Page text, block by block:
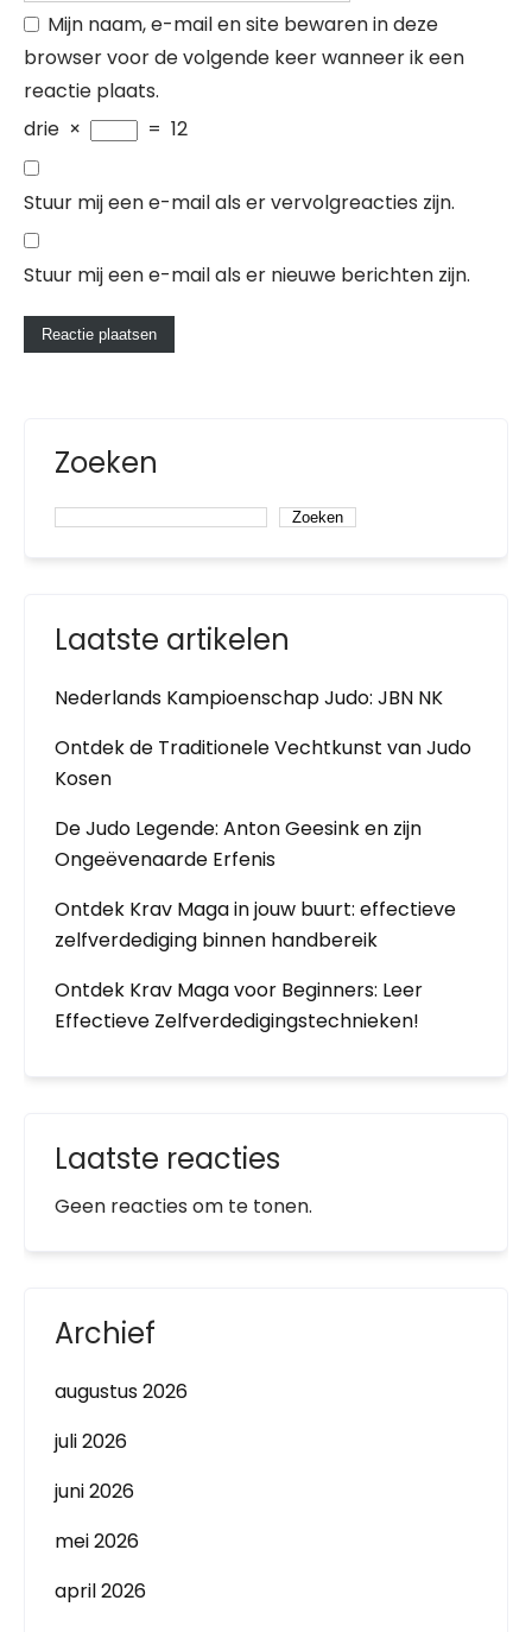
Mijn naam, e-mail en site bewaren in deze
browser voor de volgende keer wanneer ik een
reactie plaats.
drie × = 12
Stuur mij een e-mail als er vervolgreacties zijn.
Stuur mij een e-mail als er nieuwe berichten zijn.
Zoeken
Zoeken
Laatste artikelen
Nederlands Kampioenschap Judo: JBN NK
Ontdek de Traditionele Vechtkunst van Judo
Kosen
De Judo Legende: Anton Geesink en zijn
Ongeëvenaarde Erfenis
Ontdek Krav Maga in jouw buurt: effectieve
zelfverdediging binnen handbereik
Ontdek Krav Maga voor Beginners: Leer
Effectieve Zelfverdedigingstechnieken!
Laatste reacties
Geen reacties om te tonen.
Archief
augustus 2026
juli 2026
juni 2026
mei 2026
april 2026